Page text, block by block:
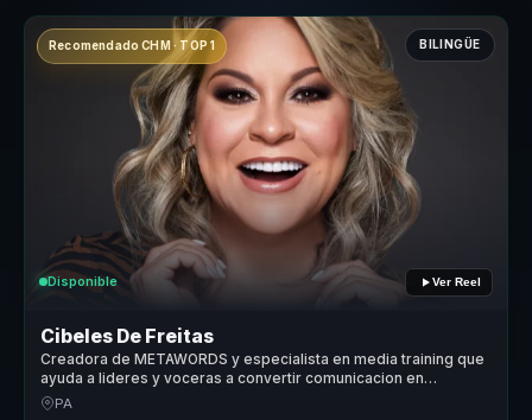
Recomendado CHM · TOP 1 BILINGÜE
Disponible Ver Reel
Cibeles De Freitas
Creadora de METAWORDS y especialista en media training que
ayuda a lideres y voceras a convertir comunicacion en
influencia, autoridad y visibilidad.
PA